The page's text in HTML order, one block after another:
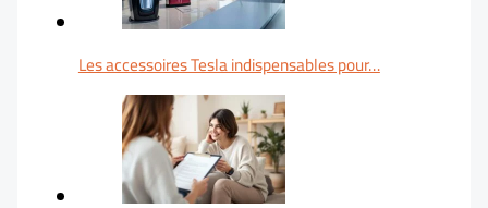
Les accessoires Tesla indispensables pour…